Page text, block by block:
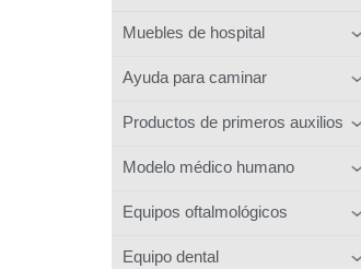
Muebles de hospital
Ayuda para caminar
Productos de primeros auxilios
Modelo médico humano
Equipos oftalmológicos
Equipo dental